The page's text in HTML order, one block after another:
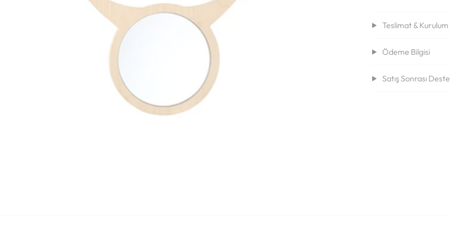
Teslimat & Kurulum
Ödeme Bilgisi
Satış Sonrası